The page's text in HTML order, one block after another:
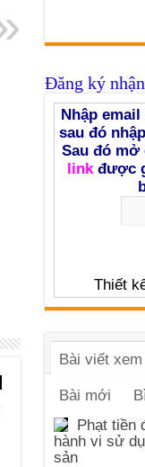
Đăng ký
Nhập email
sau đó
Sau đó mở
link được
Thiết
Bài viết xem
Bài mới
Phạt tiền
hành vi sử
sản